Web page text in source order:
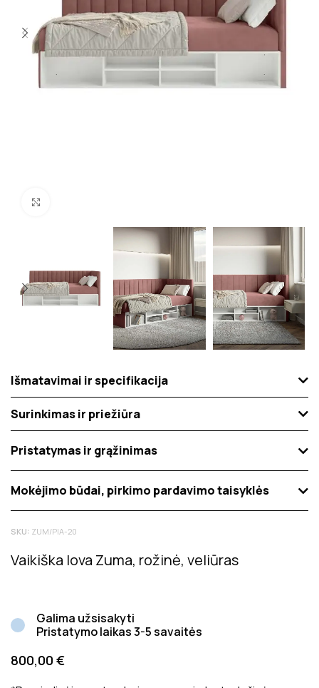
Išmatavimai ir specifikacija
Surinkimas ir priežiūra
Pristatymas ir grąžinimas
Mokėjimo būdai, pirkimo pardavimo taisyklės
SKU: ZUM/PIA-20
Vaikiška lova Zuma, rožinė, veliūras
Galima užsisakyti
Pristatymo laikas 3-5 savaitės
800,00 €